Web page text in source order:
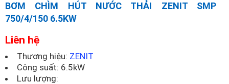
BƠM CHÌM HÚT NƯỚC THẢI ZENIT SMP
750/4/150 6.5KW
Liên hệ
Thương hiệu: ZENIT
Công suất: 6.5kW
Lưu lượng: